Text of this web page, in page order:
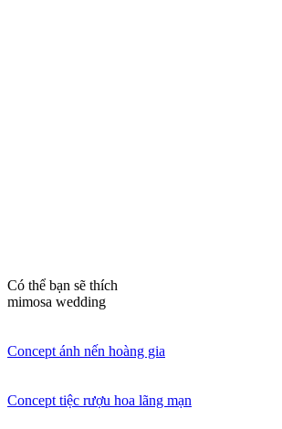
Có thể bạn sẽ thích
mimosa wedding
Concept ánh nến hoàng gia
Concept tiệc rượu hoa lãng mạn